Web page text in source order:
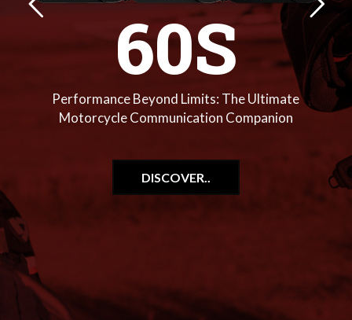
60S
Performance Beyond Limits: The Ultimate
Motorcycle Communication Companion
DISCOVER..